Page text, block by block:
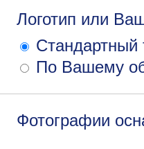
Логотип или
Стандартный
По Вашему
Фотографии